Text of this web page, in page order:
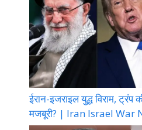
ईरान-इजराइल युद्ध विराम, ट्रंप
मजबूरी? | Iran Israel War